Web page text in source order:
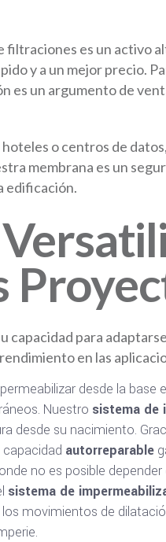
es un activo
y a un mejor precio.
es un argumento de
o centros de
membrana es un
edificación.
para
en las
desde la
Nuestro sistema de
su nacimiento.
autorreparable
no es posible
sistema de
movimientos de